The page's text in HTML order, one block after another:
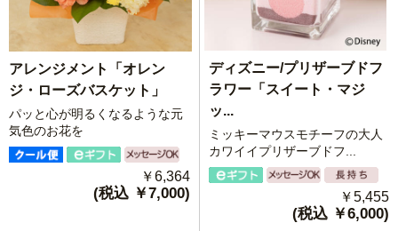
アレンジメント「オレン
ジ・ローズバスケット」
パッと心が明るくなるような元
気色のお花を
￥6,364
(税込 ￥7,000)
ディズニー/プリザーブドフ
ラワー「スイート・マジ
ッ...
ミッキーマウスモチーフの大人
カワイイプリザーブドフ...
￥5,455
(税込 ￥6,000)